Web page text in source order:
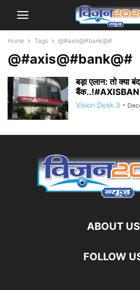
Home Tags @#axis@#bank@#
@#axis@#bank@#
बड़ा एलान: तो क्या
Vision Desk 3 -
ABOUT US
FOLLOW